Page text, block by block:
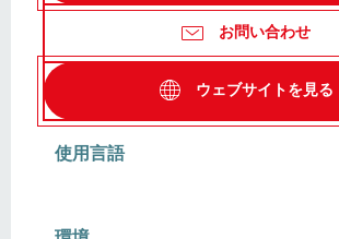
お問い合わせ
ウェブサイトを見る
使用言語
使用言語